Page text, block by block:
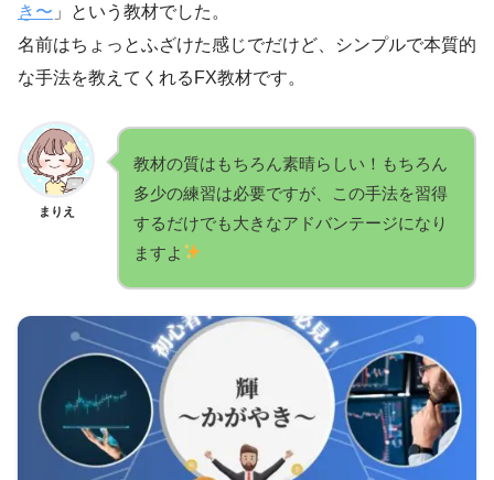
き〜 」という教材でした。
名前はちょっとふざけた感じでだけど、シンプルで本質的
な手法を教えてくれるFX教材です。
まりえ
教材の質はもちろん素晴らしい！もちろん
多少の練習は必要ですが、この手法を習得
するだけでも大きなアドバンテージになり
ますよ